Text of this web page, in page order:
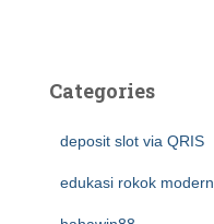
Categories
deposit slot via QRIS
edukasi rokok modern